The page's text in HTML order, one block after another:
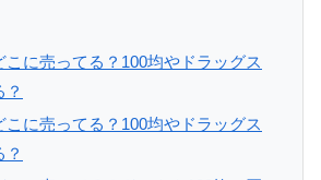
こに売ってる？100均やドラッグス
？
こに売ってる？100均やドラッグス
？